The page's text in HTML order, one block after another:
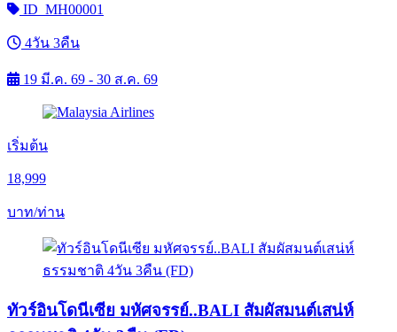
ID_MH00001
4วัน 3คืน
19 มี.ค. 69 - 30 ส.ค. 69
เริ่มต้น
18,999
บาท/ท่าน
ทัวร์อินโดนีเซีย มหัศจรรย์..BALI สัมผัสมนต์เสน่ห์